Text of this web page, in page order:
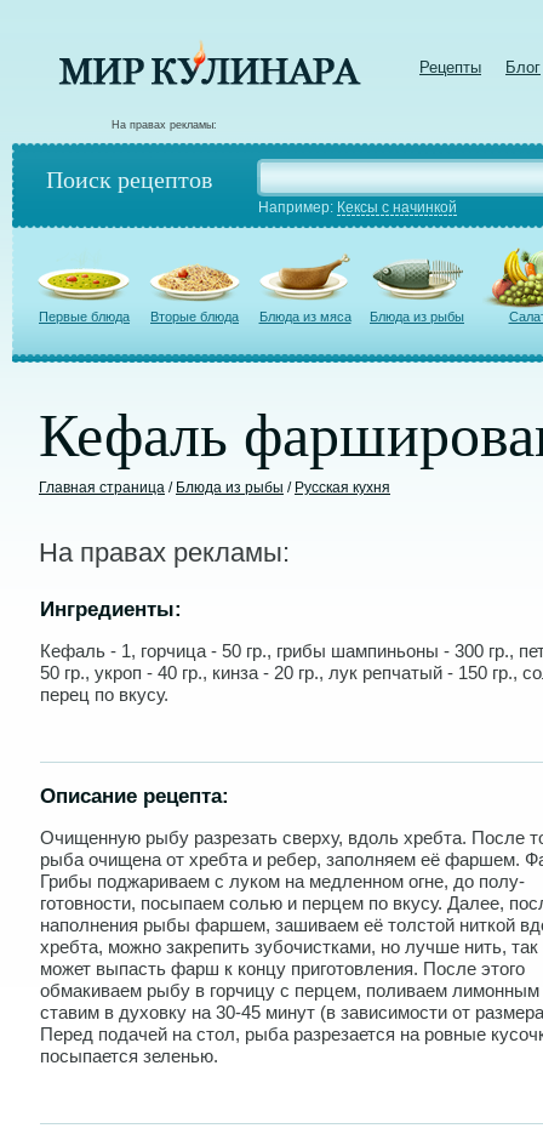
Рецепты Блог
На правах рекламы:
Поиск рецептов
Например: Кексы с начинкой
Первые блюда Вторые блюда Блюда из мяса Блюда из рыбы
Кефаль
Главная страница / Блюда из рыбы / Русская кухня
На правах рекламы:
Ингредиенты:
Кефаль - 1, горчица - 50 гр., грибы шампиньоны - 300 гр.,
50 гр., укроп - 40 гр., кинза - 20 гр., лук репчатый - 150 гр.,
перец по вкусу.
Описание рецепта:
Очищенную рыбу разрезать сверху, вдоль хребта. После
рыба очищена от хребта и ребер, заполняем её фаршем.
Грибы поджариваем с луком на медленном огне, до полу-
готовности, посыпаем солью и перцем по вкусу. Далее,
наполнения рыбы фаршем, зашиваем её толстой ниткой
хребта, можно закрепить зубочистками, но лучше нить, так
может выпасть фарш к концу приготовления. После этого
обмакиваем рыбу в горчицу с перцем, поливаем лимонным
ставим в духовку на 30-45 минут (в зависимости от
Перед подачей на стол, рыба разрезается на ровные
посыпается зеленью.